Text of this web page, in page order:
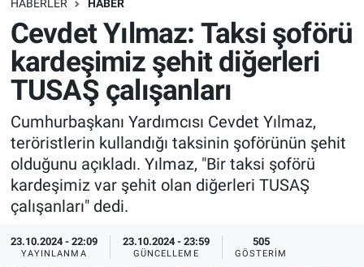
HABERLER HABER
Cevdet Yılmaz: Taksi şoförü
kardeşimiz şehit diğerleri
TUSAŞ çalışanları
Cumhurbaşkanı Yardımcısı Cevdet Yılmaz,
teröristlerin kullandığı taksinin şoförünün şehit
olduğunu açıkladı. Yılmaz, "Bir taksi şoförü
kardeşimiz var şehit olan diğerleri TUSAŞ
çalışanları" dedi.
23.10.2024 - 22:09
YAYINLANMA
23.10.2024 - 23:59
GÜNCELLEME
505
GÖSTERIM
Bilim turu
Bilim ve Teknoloji Evreni
Doğa Konuşuyor
Dünya
Ege Saati
Ege'den Esintiler
Eğitim
Dünya
Teknoloji
Sağlık
Spor
Yayın Akışı
İletişim
Trafik Durumu
Süper Lig Puan Durumu ve Fikstür
Tüm Manşetler
Son Dakika Haberleri
Haber Arşivi